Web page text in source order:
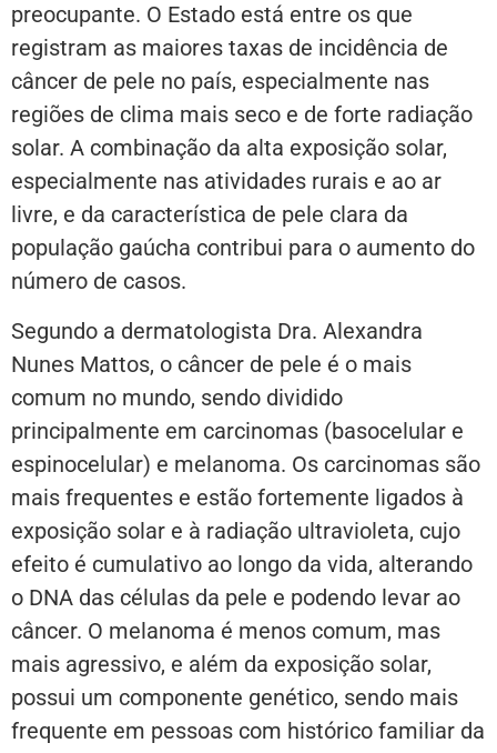
preocupante. O Estado está entre os que
registram as maiores taxas de incidência de
câncer de pele no país, especialmente nas
regiões de clima mais seco e de forte radiação
solar. A combinação da alta exposição solar,
especialmente nas atividades rurais e ao ar
livre, e da característica de pele clara da
população gaúcha contribui para o aumento do
número de casos.
Segundo a dermatologista Dra. Alexandra
Nunes Mattos, o câncer de pele é o mais
comum no mundo, sendo dividido
principalmente em carcinomas (basocelular e
espinocelular) e melanoma. Os carcinomas são
mais frequentes e estão fortemente ligados à
exposição solar e à radiação ultravioleta, cujo
efeito é cumulativo ao longo da vida, alterando
o DNA das células da pele e podendo levar ao
câncer. O melanoma é menos comum, mas
mais agressivo, e além da exposição solar,
possui um componente genético, sendo mais
frequente em pessoas com histórico familiar da